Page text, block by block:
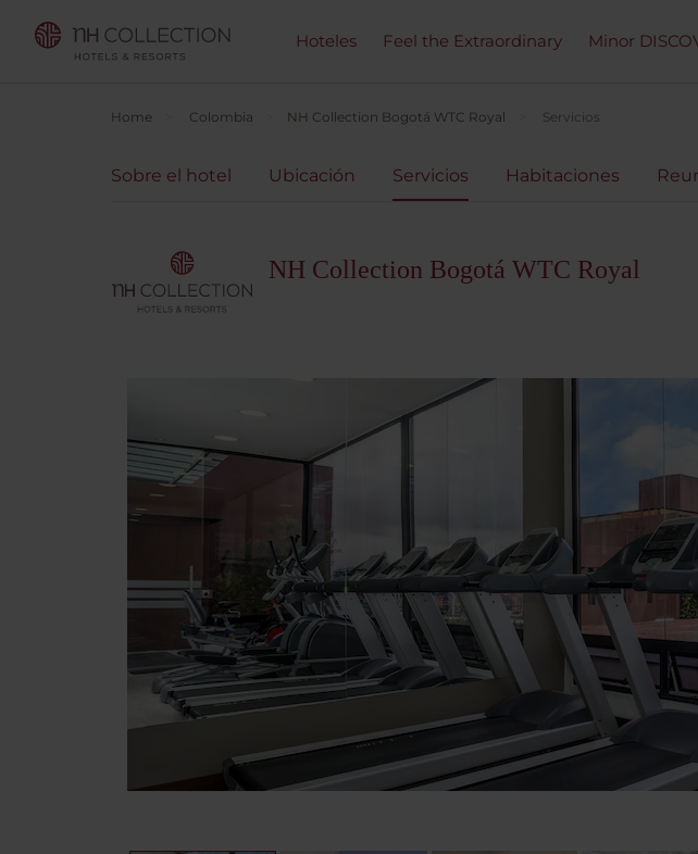
Hoteles Feel the Extraordinary Minor
Home Colombia NH Collection Bogotá WTC Royal Servicios
Sobre el hotel Ubicación Servicios Habitaciones
NH Collection Bogotá WTC Royal